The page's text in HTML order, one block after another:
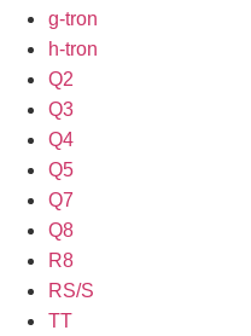
g-tron
h-tron
Q2
Q3
Q4
Q5
Q7
Q8
R8
RS/S
TT